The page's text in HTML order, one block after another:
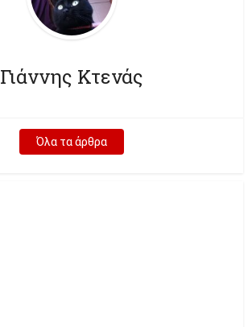
Γιάννης Κτενάς
Όλα τα άρθρα